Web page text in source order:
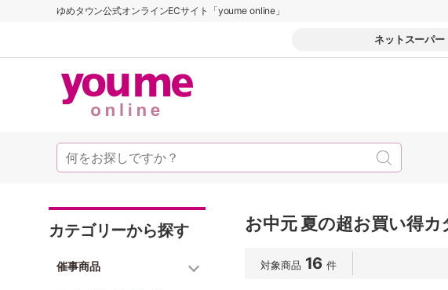
ゆめタウン公式オンラインECサイト「youme online」
ネットスーパー
カテゴリーから探す
催事商品
お中元 夏の超お買い得
対象商品 16 件